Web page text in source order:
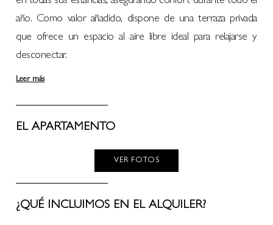
año. Como valor añadido, dispone de una terraza privada
que ofrece un espacio al aire libre ideal para relajarse y
desconectar.
Leer más
EL APARTAMENTO
VER FOTOS
¿QUÉ INCLUIMOS EN EL ALQUILER?